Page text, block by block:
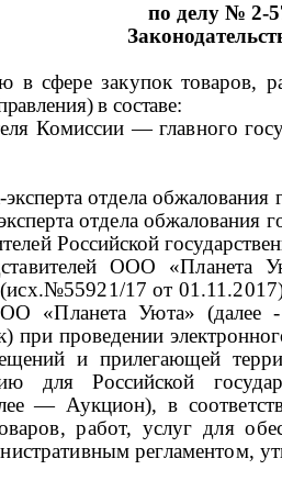
по делу № 2-
г.
всфере закупок товаров,
в составе:
Комиссии — главного
отдела
отдела
Российской
ООО «Планета
17 от
«Планета Уюта» (далее
проведении
и прилегающей
для Российской
— Аукцион), в
работ, услуг для